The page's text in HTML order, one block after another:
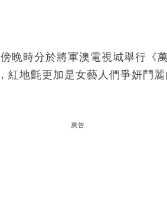
晚時分於將軍澳電視城舉行《
紅地氈更加是女藝人們爭妍鬥
廣告